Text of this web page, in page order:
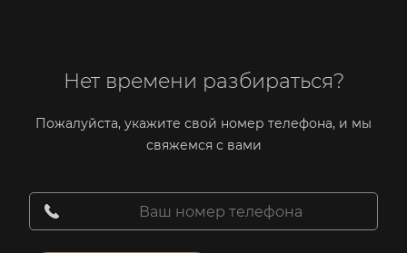
Нет времени разбираться?
Пожалуйста, укажите свой номер телефона, и мы
свяжемся с вами